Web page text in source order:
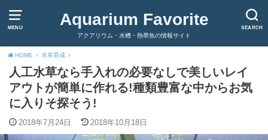
MENU SEARCH
Aquarium Favorite
アクアリウム・水槽・熱帯魚の情報サイト
HOME 水草育成
人工水草なら手入れの必要なしで美しいレイ
アウトが簡単に作れる!種類豊富な中からお気
に入りそ探そう!
2018年7月24日 2018年10月18日